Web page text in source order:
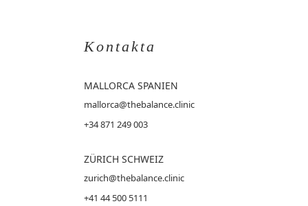
Kontakta
MALLORCA SPANIEN
mallorca@thebalance.clinic
+34 871 249 003
ZÜRICH SCHWEIZ
zurich@thebalance.clinic
+41 44 500 5111